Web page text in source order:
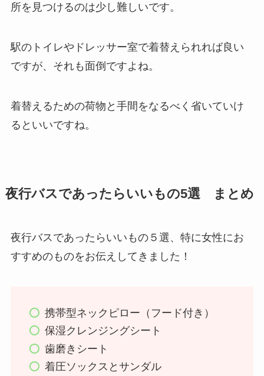
所を見つけるのは少し難しいです。
駅のトイレやドレッサー室で着替えられれば良い
ですが、それも面倒ですよね。
着替えるための荷物と手間をなるべく省いていけ
るといいですね。
夜行バスであったらいいもの5選 まとめ
夜行バスであったらいいもの５選、特に女性にお
すすめのものをお伝えしてきました！
携帯型ネックピロー（フード付き）
保湿クレンジングシート
歯磨きシート
着圧ソックスとサンダル